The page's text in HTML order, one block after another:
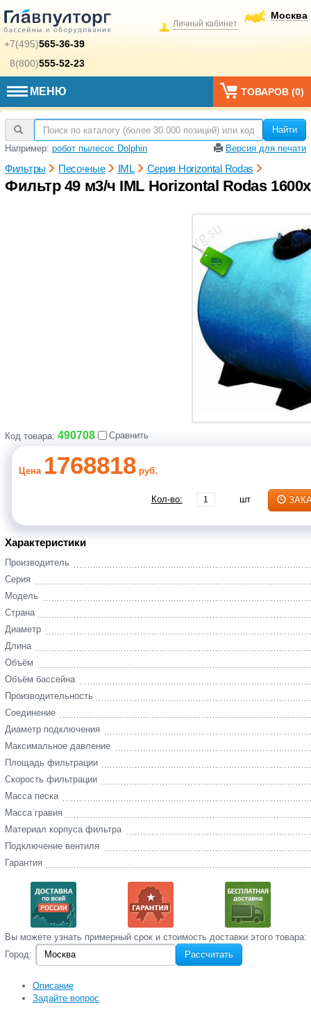
+7(495)565-36-39
8(800)555-52-23
Москва
Личный кабинет
МЕНЮ ТОВАРОВ (0)
Найти
Например: робот пылесос Dolphin Версия для печати
Фильтры Песочные IML Серия Horizontal Rodas
Фильтр 49 м3/ч IML Horizontal Rodas
Код товара: 490708 Сравнить
Цена 1768818 руб.
Кол-во: шт
Характеристики
Производитель
Серия
Модель
Страна
Диаметр
Длина
Объём
Объём бассейна
Производительность
Соединение
Диаметр подключения
Максимальное давление
Площадь фильтрации
Скорость фильтрации
Масса песка
Масса гравия
Материал корпуса фильтра
Подключение вентиля
Гарантия
Вы‌ можете‌ узнать‌ примерный срок и стоимость‌ доставки этого товара:
Город:
Рассчитать
Описание
Задайте вопрос